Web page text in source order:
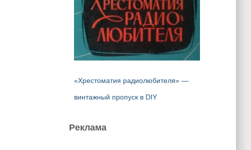
«Хрестоматия радиолюбителя» —
винтажный пропуск в DIY
Реклама